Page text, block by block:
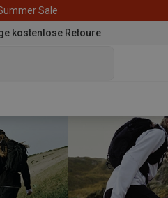
Sale
kostenlose Retoure